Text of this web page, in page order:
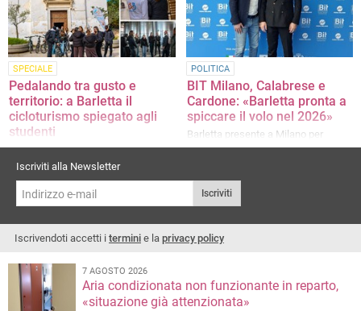
SPECIALE
Pedalando tra gusto e
territorio: a Barletta il
cicloturismo spiegato agli
studenti
Successo per il primo bike tour 2026
promosso da Bikerently coi ragazzi
dell’ITET Cassandro Fermi Nervi
POLITICA
BIT Milano, Calabrese e
Cardone: «Barletta pronta a
spiccare il volo nel 2026»
Barletta presente a Milano per
l'edizione 2026 della Borsa
Iscriviti alla Newsletter
Iscriviti
Iscrivendoti accetti i termini e la privacy policy
7 AGOSTO 2026
Aria condizionata non funzionante in reparto,
«situazione già attenzionata»